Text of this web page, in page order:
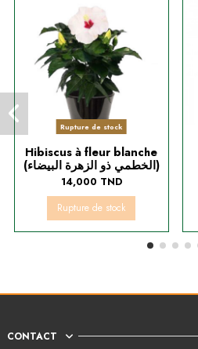
Rupture de stock
Hibiscus à fleur blanche
(الخطمي ذو الزهرة البيضاء)
14,000 TND
Rupture de stock
CONTACT